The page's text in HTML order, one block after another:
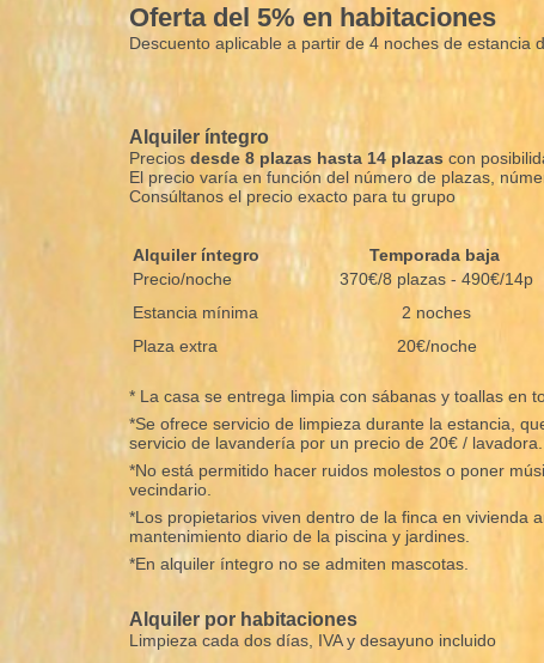
Oferta del 5% en habitaciones
Descuento aplicable a partir de 4 noches de estancia
Alquiler íntegro
Precios desde 8 plazas hasta 14 plazas con
El precio varía en función del número de plazas,
Consúltanos el precio exacto para tu grupo
Alquiler íntegro Temporada baja
Precio/noche
370€/8 plazas - 490€/14p
Estancia mínima
2 noches
Plaza extra
20€/noche
* La casa se entrega limpia con sábanas y toallas en
*Se ofrece servicio de limpieza durante la estancia,
servicio de lavandería por un precio de 20€ / lavadora.
*No está permitido hacer ruidos molestos o poner
vecindario.
*Los propietarios viven dentro de la finca en vivienda
mantenimiento diario de la piscina y jardines.
*En alquiler íntegro no se admiten mascotas.
Alquiler por habitaciones
Limpieza cada dos días, IVA y desayuno incluido